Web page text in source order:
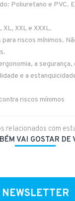
Poliuretano e PVC.
XL, XXL e XXXL.
para riscos mínimos.
a
e a
riscos mínimos
relacionados com
VAI GOSTAR DE
NEWSLETTER